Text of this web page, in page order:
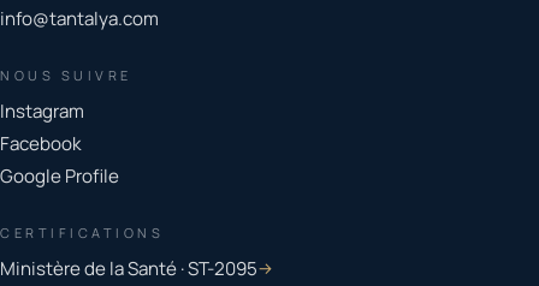
info@tantalya.com
NOUS SUIVRE
Instagram
Facebook
Google Profile
CERTIFICATIONS
Ministère de la Santé · ST-2095→